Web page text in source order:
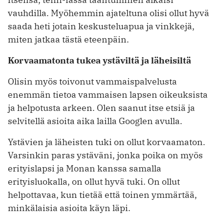
vauhdilla. Myöhemmin ajateltuna olisi ollut hyvä
saada heti jotain keskusteluapua ja vinkkejä,
miten jatkaa tästä eteenpäin.
Korvaamatonta tukea ystäviltä ja läheisiltä
Olisin myös toivonut vammaispalvelusta
enemmän tietoa vammaisen lapsen oikeuksista
ja helpotusta arkeen. Olen saanut itse etsiä ja
selvitellä asioita aika lailla Googlen avulla.
Ystävien ja läheisten tuki on ollut korvaamaton.
Varsinkin paras ystäväni, jonka poika on myös
erityislapsi ja Monan kanssa samalla
erityisluokalla, on ollut hyvä tuki. On ollut
helpottavaa, kun tietää että toinen ymmärtää,
minkälaisia asioita käyn läpi.